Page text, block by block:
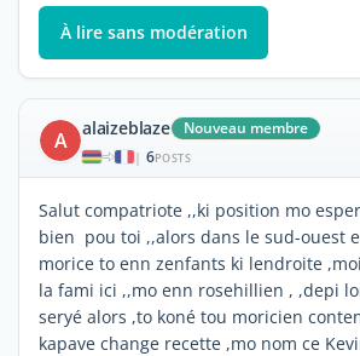
À lire sans modération
A alaizeblaze Nouveau membre
| 6POSTS
Salut compatriote ,,ki position mo
bien pou toi ,,alors dans le sud-ouest
morice to enn zenfants ki lendroite
la fami ici ,,mo enn rosehillien , ,depi
seryé alors ,to koné tou moricien
kapave change recette ,mo nom ce